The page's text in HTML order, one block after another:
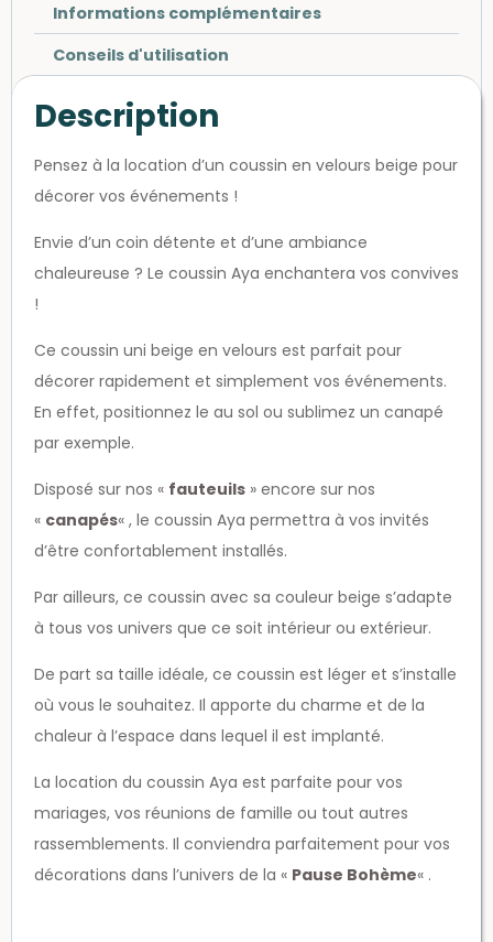
Informations complémentaires
Conseils d'utilisation
Description
Pensez à la location d’un coussin en velours beige pour
décorer vos événements !
Envie d’un coin détente et d’une ambiance
chaleureuse ? Le coussin Aya enchantera vos convives
!
Ce coussin uni beige en velours est parfait pour
décorer rapidement et simplement vos événements.
En effet, positionnez le au sol ou sublimez un canapé
par exemple.
Disposé sur nos « fauteuils » encore sur nos
« canapés« , le coussin Aya permettra à vos invités
d’être confortablement installés.
Par ailleurs, ce coussin avec sa couleur beige s’adapte
à tous vos univers que ce soit intérieur ou extérieur.
De part sa taille idéale, ce coussin est léger et s’installe
où vous le souhaitez. Il apporte du charme et de la
chaleur à l’espace dans lequel il est implanté.
La location du coussin Aya est parfaite pour vos
mariages, vos réunions de famille ou tout autres
rassemblements. Il conviendra parfaitement pour vos
décorations dans l’univers de la « Pause Bohème« .